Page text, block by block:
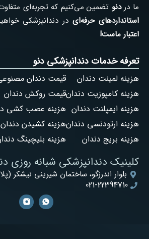
کلینیک دندانپزشکی شبانه روزی
بلوار اندرزگو، ساختمان شیرینی نیشکر (پلاک 66) ، طبقه
021-22394710
تعرفه خدمات دندانپزشکی دنو
هزینه لمینت دندان
هزینه کامپوزیت دندان
هزینه ایمپلنت دندان
هزینه ارتودنسی دندان
هزینه بریج دندان
قیمت دندان
قیمت روکش دندان
هزینه عصب کشی
هزینه کشیدن
هزینه بلیچینگ
ما دردنو تضمین می‌کنیم که تجربه‌ای
استانداردهای حرفه‌ایدر دندانپزشکی
اعتبار ماست!